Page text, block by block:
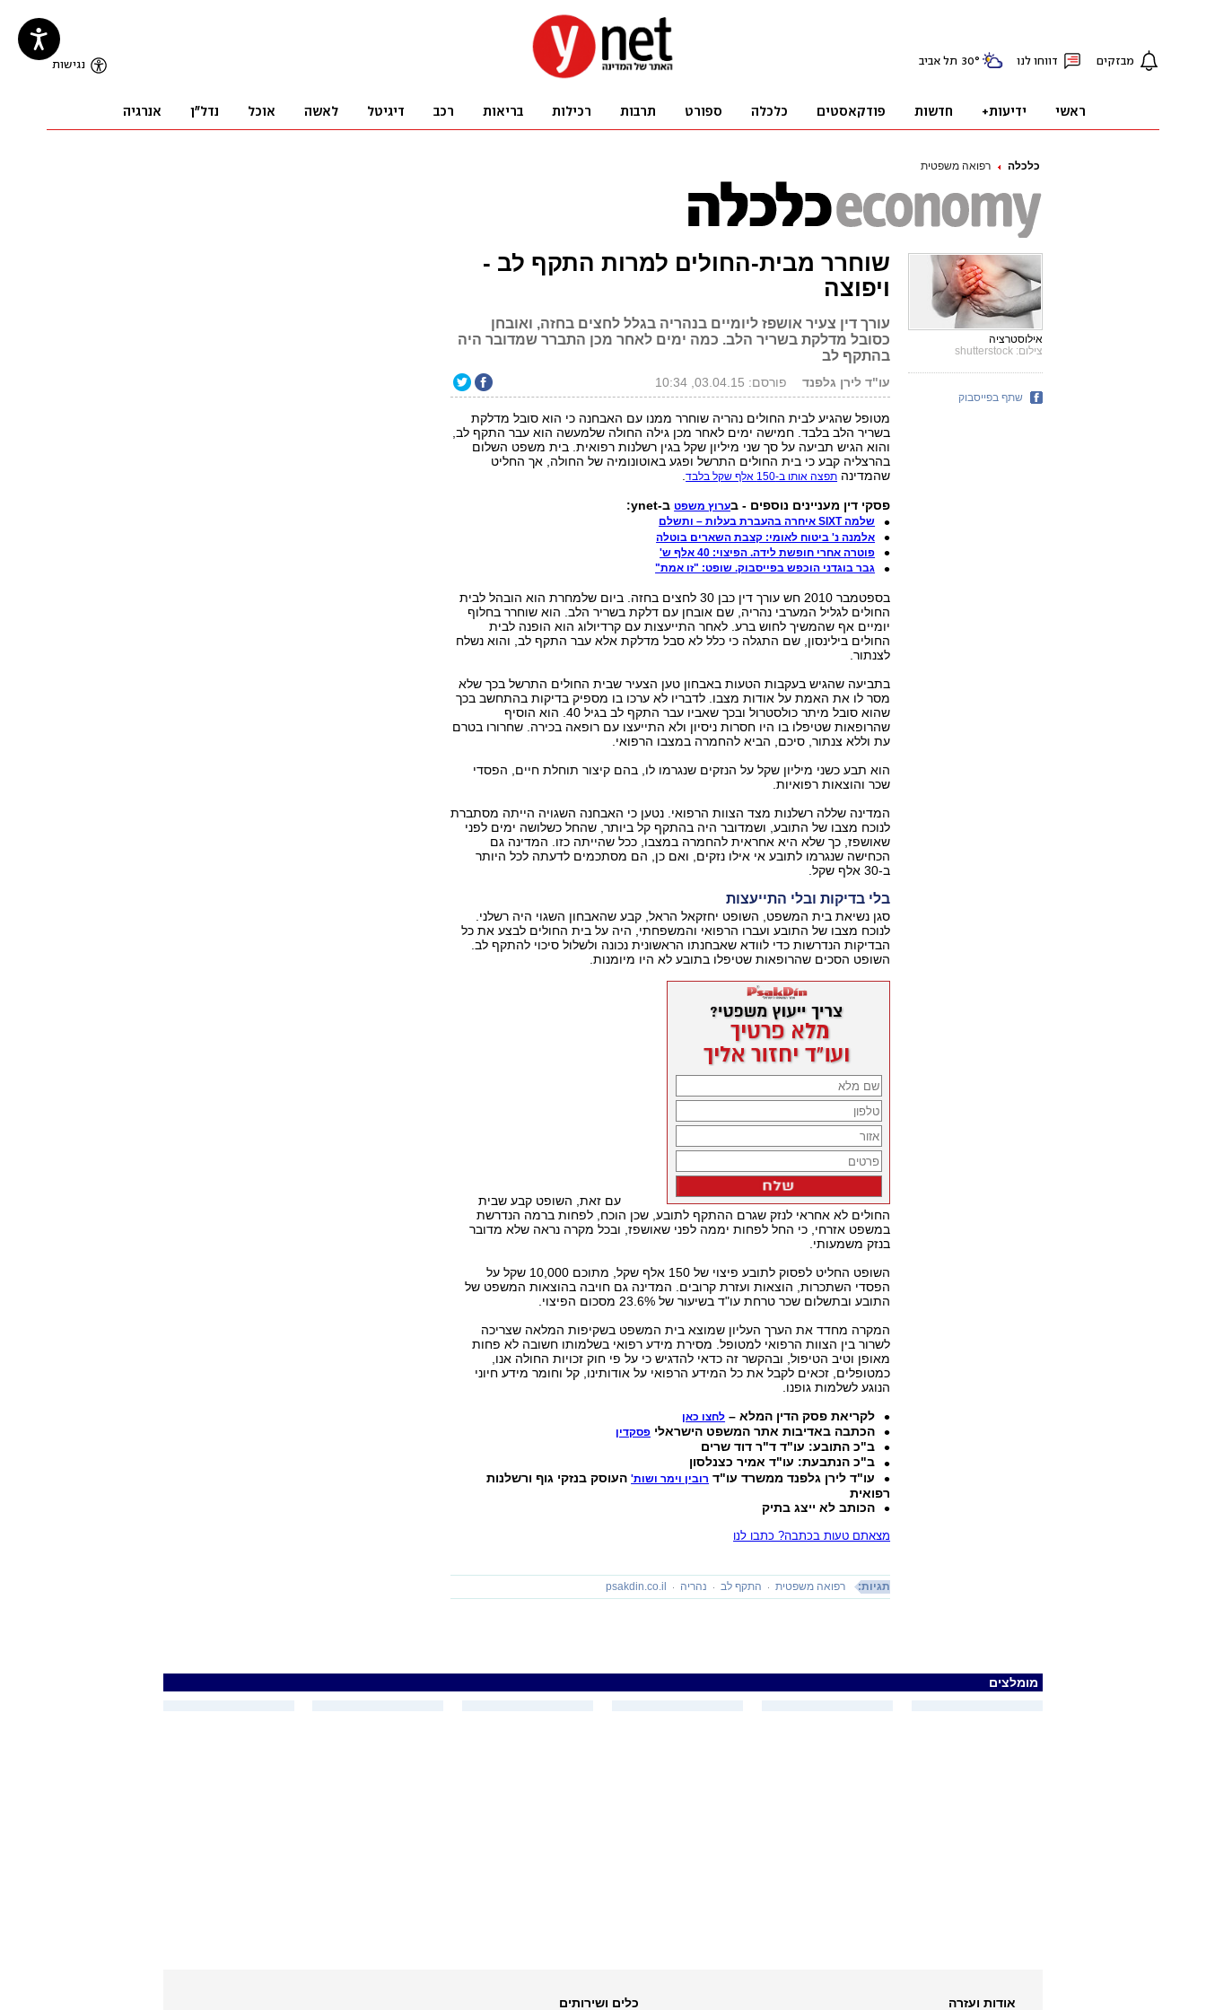
כלכלה רפואה משפטית
שוחרר מבית-החולים למרות התקף לב -
ויפוצה
עורך דין צעיר אושפז ליומיים בנהריה בגלל לחצים בחזה, ואובחן
כסובל מדלקת בשריר הלב. כמה ימים לאחר מכן התברר שמדובר היה
בהתקף לב
עו"ד לירן גלפנד פורסם: 03.04.15, 10:34
מטופל שהגיע לבית החולים נהריה שוחרר ממנו עם האבחנה כי הוא סובל מדלקת
בשריר הלב בלבד. חמישה ימים לאחר מכן גילה החולה שלמעשה הוא עבר התקף לב,
והוא הגיש תביעה על סך שני מיליון שקל בגין רשלנות רפואית. בית משפט השלום
בהרצליה קבע כי בית החולים התרשל ופגע באוטונומיה של החולה, אך החליט
שהמדינה תפצה אותו ב-150 אלף שקל בלבד .
פסקי דין מעניינים נוספים - בערוץ משפט ב-ynet:
שלמה SIXT איחרה בהעברת בעלות – ותשלם
אלמנה נ' ביטוח לאומי: קצבת השארים בוטלה
פוטרה אחרי חופשת לידה. הפיצוי: 40 אלף ש'
גבר בוגדני הוכפש בפייסבוק. שופט: "זו אמת"
בספטמבר 2010 חש עורך דין כבן 30 לחצים בחזה. ביום שלמחרת הוא הובהל לבית
החולים לגליל המערבי נהריה, שם אובחן עם דלקת בשריר הלב. הוא שוחרר בחלוף
יומיים אף שהמשיך לחוש ברע. לאחר התייעצות עם קרדיולוג הוא הופנה לבית
החולים בילינסון, שם התגלה כי כלל לא סבל מדלקת אלא עבר התקף לב, והוא נשלח
לצנתור.
בתביעה שהגיש בעקבות הטעות באבחון טען הצעיר שבית החולים התרשל בכך שלא
מסר לו את האמת על אודות מצבו. לדבריו לא ערכו בו מספיק בדיקות בהתחשב בכך
שהוא סובל מיתר כולסטרול ובכך שאביו עבר התקף לב בגיל 40. הוא הוסיף
שהרופאות שטיפלו בו היו חסרות ניסיון ולא התייעצו עם רופאה בכירה. שחרורו בטרם
עת וללא צנתור, סיכם, הביא להחמרה במצבו הרפואי.
הוא תבע כשני מיליון שקל על הנזקים שנגרמו לו, בהם קיצור תוחלת חיים, הפסדי
שכר והוצאות רפואיות.
המדינה שללה רשלנות מצד הצוות הרפואי. נטען כי האבחנה השגויה הייתה מסתברת
לנוכח מצבו של התובע, ושמדובר היה בהתקף קל ביותר, שהחל כשלושה ימים לפני
שאושפז, כך שלא היא אחראית להחמרה במצבו, ככל שהייתה כזו. המדינה גם
הכחישה שנגרמו לתובע אי אילו נזקים, ואם כן, הם מסתכמים לדעתה לכל היותר
ב-30 אלף שקל.
בלי בדיקות ובלי התייעצות
סגן נשיאת בית המשפט, השופט יחזקאל הראל, קבע שהאבחון השגוי היה רשלני.
לנוכח מצבו של התובע ועברו הרפואי והמשפחתי, היה על בית החולים לבצע את כל
הבדיקות הנדרשות כדי לוודא שאבחנתו הראשונית נכונה ולשלול סיכוי להתקף לב.
השופט הסכים שהרופאות שטיפלו בתובע לא היו מיומנות.
עם זאת, השופט קבע שבית
החולים לא אחראי לנזק שגרם ההתקף לתובע, שכן הוכח, לפחות ברמה הנדרשת
במשפט אזרחי, כי החל לפחות יממה לפני שאושפז, ובכל מקרה נראה שלא מדובר
בנזק משמעותי.
השופט החליט לפסוק לתובע פיצוי של 150 אלף שקל, מתוכם 10,000 שקל על
הפסדי השתכרות, הוצאות ועזרת קרובים. המדינה גם חויבה בהוצאות המשפט של
התובע ובתשלום שכר טרחת עו"ד בשיעור של 23.6% מסכום הפיצוי.
המקרה מחדד את הערך העליון שמוצא בית המשפט בשקיפות המלאה שצריכה
לשרור בין הצוות הרפואי למטופל. מסירת מידע רפואי בשלמותו חשובה לא פחות
מאופן וטיב הטיפול, ובהקשר זה כדאי להדגיש כי על פי חוק זכויות החולה אנו,
כמטופלים, זכאים לקבל את כל המידע הרפואי על אודותינו, קל וחומר מידע חיוני
הנוגע לשלמות גופנו.
לקריאת פסק הדין המלא – לחצו כאן
הכתבה באדיבות אתר המשפט הישראלי פסקדין
ב"כ התובע: עו"ד ד"ר דוד שרים
ב"כ הנתבעת: עו"ד אמיר כצנלסון
עו"ד לירן גלפנד ממשרד עו"ד רובין וימר ושות'העוסק בנזקי גוף ורשלנות
רפואית
הכותב לא ייצג בתיק
מצאתם טעות בכתבה? כתבו לנו
תגיות: רפואה משפטית התקף לב נהריה psakdin.co.il
אילוסטרציה
צילום: shutterstock
שתף בפייסבוק
מומלצים
אודות ועזרה כלים ושירותים